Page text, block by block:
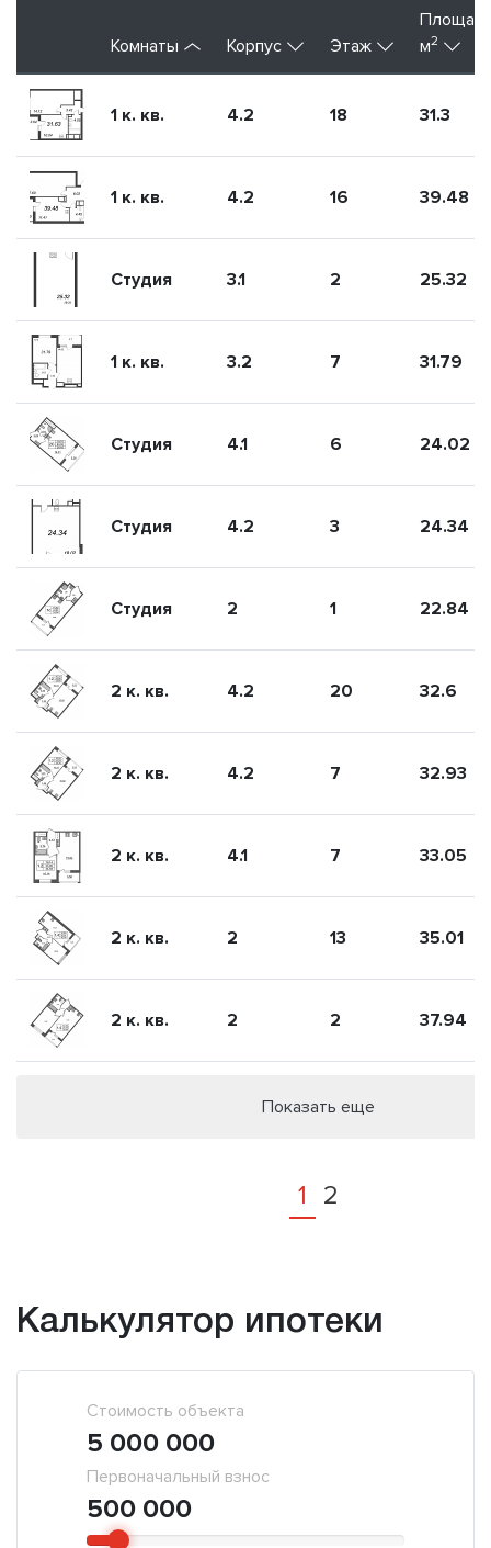
Комнаты Корпус Этаж
м2
1 к. кв. 4.2 18 31.3
1 к. кв. 4.2 16 39.48
Студия 3.1 2 25.32
1 к. кв. 3.2 7 31.79
Студия 4.1 6 24.02
Студия 4.2 3 24.34
Студия 2 1 22.84
2 к. кв. 4.2 20 32.6
2 к. кв. 4.2 7 32.93
2 к. кв. 4.1 7 33.05
2 к. кв. 2 13 35.01
2 к. кв. 2 2 37.94
Показать еще
1 2
Калькулятор ипотеки
Первоначальный взнос
500 000
Стоимость объекта
5 000 000